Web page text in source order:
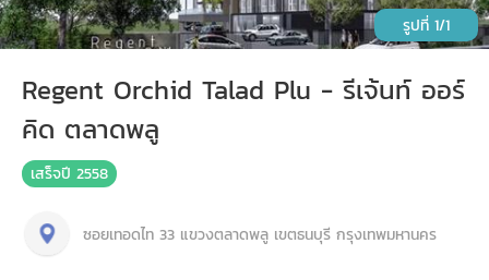
1/1
Regent Orchid Talad Plu - รีเจ้นท์ ออร์
คิด ตลาดพลู
เสร็จปี 2558
ซอยเทอดไท 33 แขวงตลาดพลู เขตธนบุรี กรุงเทพมหานคร